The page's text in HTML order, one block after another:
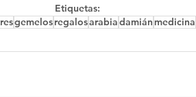
Etiquetas:
gemelosregalosarabiadamián medicina